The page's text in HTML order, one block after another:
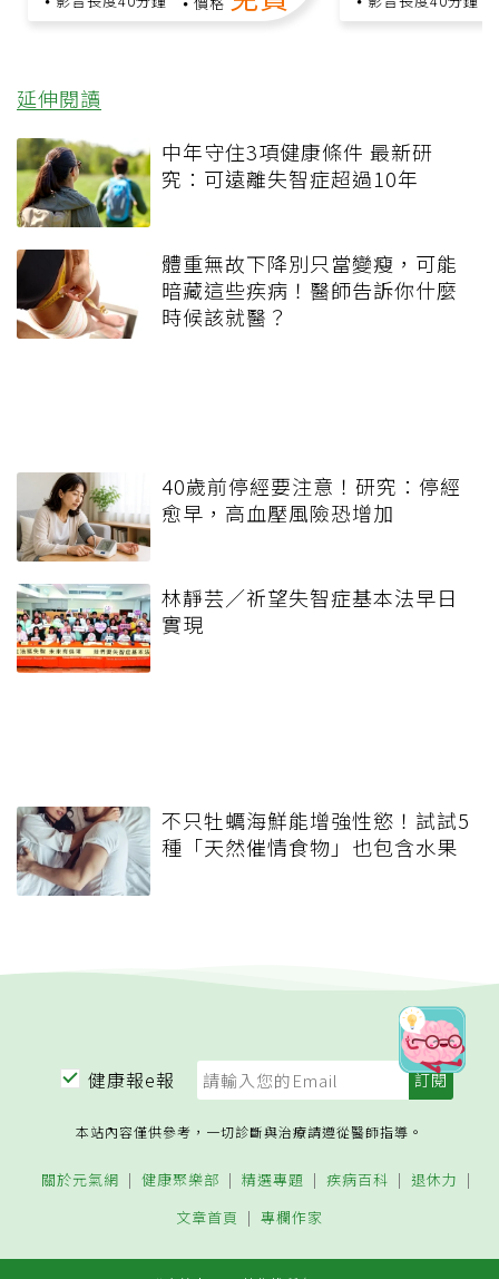
延伸閱讀
中年守住3項健康條件 最新研
究：可遠離失智症超過10年
體重無故下降別只當變瘦，可能
暗藏這些疾病！醫師告訴你什麼
時候該就醫？
40歲前停經要注意！研究：停經
愈早，高血壓風險恐增加
林靜芸／祈望失智症基本法早日
實現
不只牡蠣海鮮能增強性慾！試試5
種「天然催情食物」也包含水果
健康報e報
本站內容僅供參考，一切診斷與治療請遵從醫師指導。
關於元氣網 健康聚樂部 精選專題 疾病百科
退休力
文章首頁
專欄作家